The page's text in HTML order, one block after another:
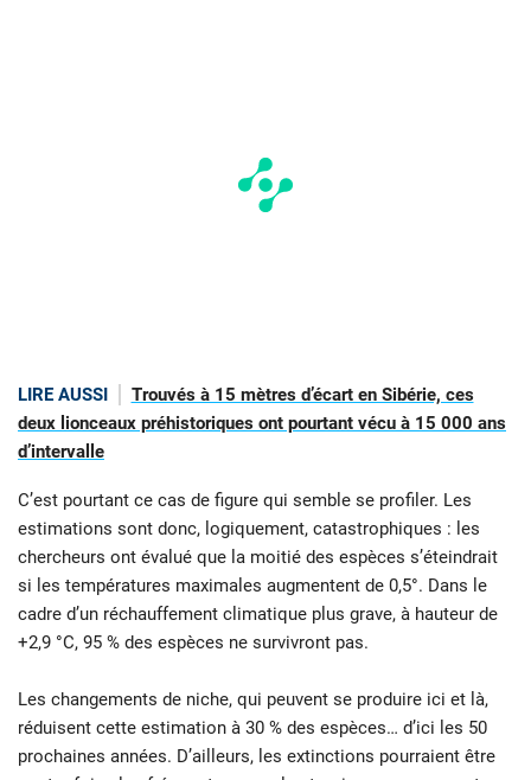
LIRE AUSSI
Trouvés à 15 mètres d’écart en Sibérie, ces
deux lionceaux préhistoriques ont pourtant vécu à 15 000 ans
d’intervalle
C’est pourtant ce cas de figure qui semble se profiler. Les
estimations sont donc, logiquement, catastrophiques : les
chercheurs ont évalué que la moitié des espèces s’éteindrait
si les températures maximales augmentent de 0,5°. Dans le
cadre d’un réchauffement climatique plus grave, à hauteur de
+2,9 °C, 95 % des espèces ne survivront pas.
Les changements de niche, qui peuvent se produire ici et là,
réduisent cette estimation à 30 % des espèces… d’ici les 50
prochaines années. D’ailleurs, les extinctions pourraient être